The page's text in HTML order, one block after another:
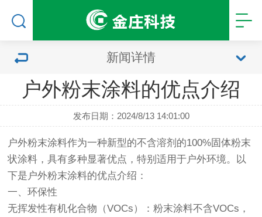
新闻详情
户外粉末涂料的优点介绍
发布日期：2024/8/13 14:01:00
户外粉末涂料作为一种新型的不含溶剂的100%固体粉末
状涂料，具有多种显著优点，特别适用于户外环境。以
下是户外粉末涂料的优点介绍：
一、环保性
无挥发性有机化合物（VOCs）：粉末涂料不含VOCs，